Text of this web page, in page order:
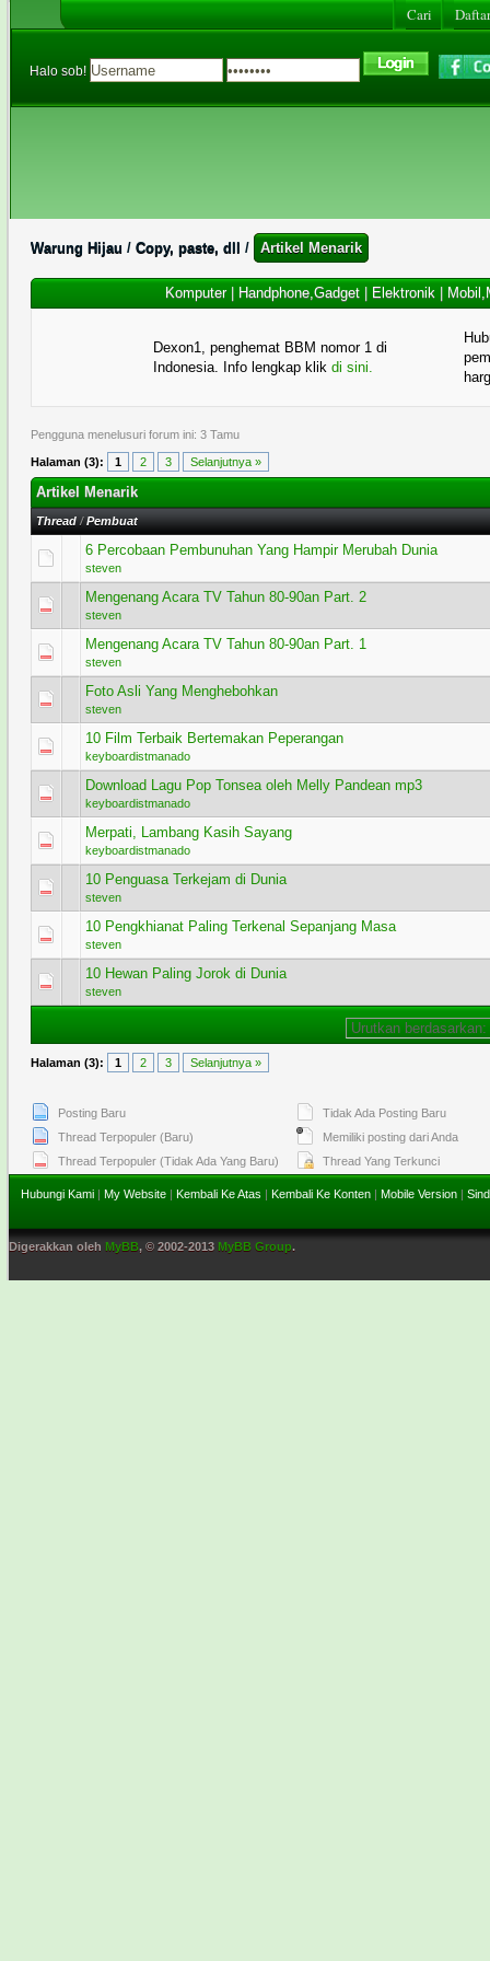
Cari
Halo sob!
Warung Hijau / Copy, paste, dll / Artikel Menarik
Komputer| Handphone,Gadget| Elektronik|
Dexon1, penghemat BBM nomor 1 di
Indonesia. Info lengkap klik di sini.
Pengguna menelusuri forum ini: 3 Tamu
Halaman (3): 1 2 3 Selanjutnya »
Artikel Menarik
Thread/Pembuat
6 Percobaan Pembunuhan Yang Hampir Merubah Dunia
steven
0 Voting - 0 dari 5 secara Rata-rata
1 23 45
Mengenang Acara TV Tahun 80-90an Part. 2
steven
0 Voting - 0 dari 5 secara Rata-rata
12 34 5
Mengenang Acara TV Tahun 80-90an Part. 1
steven
0 Voting - 0 dari 5 secara Rata-rata
12 34 5
Foto Asli Yang Menghebohkan
steven
1 Voting - 5 dari 5 secara Rata-rata
12345
10 Film Terbaik Bertemakan Peperangan
keyboardistmanado
1 Voting - 5 dari 5 secara Rata-rata
12345
Download Lagu Pop Tonsea oleh Melly Pandean mp3
keyboardistmanado
2 Voting - 5 dari 5 secara Rata-rata
1 23 45
Merpati, Lambang Kasih Sayang
keyboardistmanado
0 Voting - 0 dari 5 secara Rata-rata
123 4 5
10 Penguasa Terkejam di Dunia
steven
0 Voting - 0 dari 5 secara Rata-rata
123 45
10 Pengkhianat Paling Terkenal Sepanjang Masa
steven
0 Voting - 0 dari 5 secara Rata-rata
1 23 45
10 Hewan Paling Jorok di Dunia
steven
0 Voting - 0 dari 5 secara Rata-rata
123 45
Halaman (3): 1 2 3 Selanjutnya »
Posting Baru
Thread Terpopuler (Baru)
Thread Terpopuler (Tidak Ada Yang Baru)
Tidak Ada Posting Baru
Memiliki posting dari Anda
Thread Yang Terkunci
Hubungi Kami | My Website | Kembali Ke Atas | Kembali Ke Konten | Mobile Version |
Digerakkan oleh MyBB, © 2002-2013 MyBB Group.